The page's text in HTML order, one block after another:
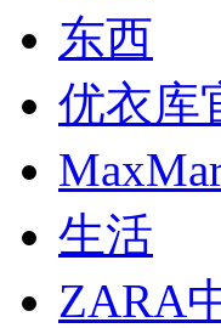
东西
优衣库
生活
ZARA